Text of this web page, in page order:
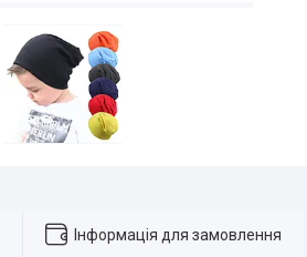
Інформація для замовлення